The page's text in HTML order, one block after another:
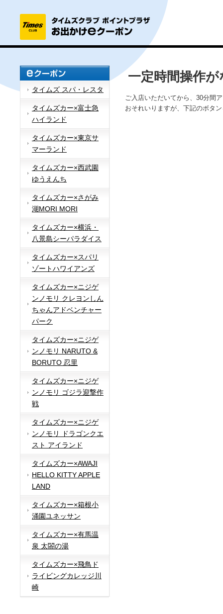
タイムズ スパ・レスタ
タイムズカー×富士急
ハイランド
タイムズカー×東京サ
マーランド
タイムズカー×西武園
ゆうえんち
タイムズカー×さがみ
湖MORI MORI
タイムズカー×横浜・
八景島シーパラダイス
タイムズカー×スパリ
ゾートハワイアンズ
タイムズカー×ニジゲ
ンノモリ クレヨンしん
ちゃんアドベンチャー
パーク
タイムズカー×ニジゲ
ンノモリ NARUTO &
BORUTO 忍里
タイムズカー×ニジゲ
ンノモリ ゴジラ迎撃作
戦
タイムズカー×ニジゲ
ンノモリ ドラゴンクエ
スト アイランド
タイムズカー×AWAJI
HELLO KITTY APPLE
LAND
タイムズカー×箱根小
涌園ユネッサン
タイムズカー×有馬温
泉 太閤の湯
タイムズカー×飛鳥ド
ライビングカレッジ川
崎
一定時間操作
ご入店いただいてから、30分間
おそれいりますが、下記のボタ